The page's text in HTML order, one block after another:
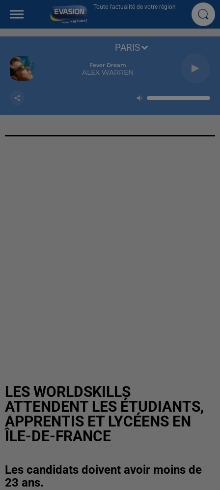
Toute l'actualité de votre région
Fever Dream
ALEX WARREN
PARIS
LES WORLDSKILLS
ATTENDENT LES ÉTUDIANTS,
APPRENTIS ET LYCÉENS EN
ÎLE-DE-FRANCE
Les candidats doivent avoir moins de
23 ans.